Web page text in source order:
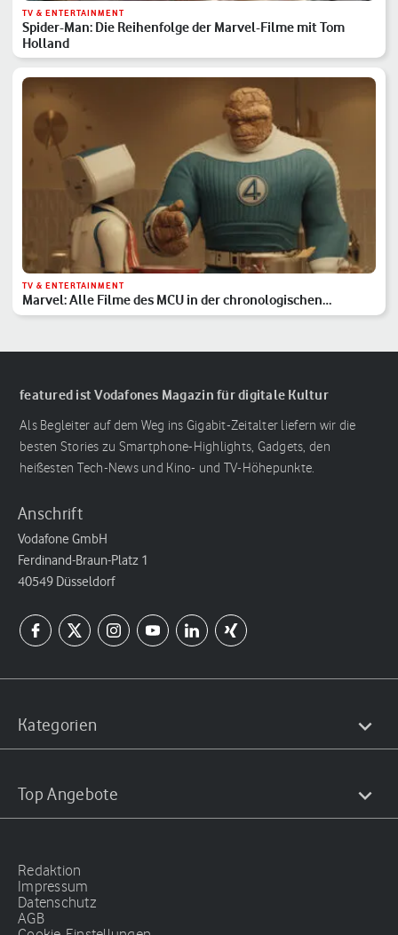
TV & ENTERTAINMENT
Spider-Man: Die Reihenfolge der Marvel-Filme mit Tom
Holland
TV & ENTERTAINMENT
Marvel: Alle Filme des MCU in der chronologischen
Reihenfolge
featured ist Vodafones Magazin für digitale Kultur
Als Begleiter auf dem Weg ins Gigabit-Zeitalter liefern wir die
besten Stories zu Smartphone-Highlights, Gadgets, den
heißesten Tech-News und Kino- und TV-Höhepunkte.
Anschrift
Vodafone GmbH
Ferdinand-Braun-Platz 1
40549 Düsseldorf
Kategorien
Top Angebote
Redaktion
Impressum
Datenschutz
AGB